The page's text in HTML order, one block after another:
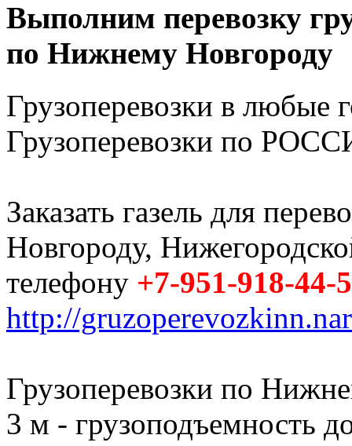
Выполним перевозку
по Нижнему Новгороду
Грузоперевозки в любые
Грузоперевозки по
Заказать газель для
Новгороду,
телефону +7-951-918-44-
http://
Грузоперевозки по
3 м - грузоподъемность